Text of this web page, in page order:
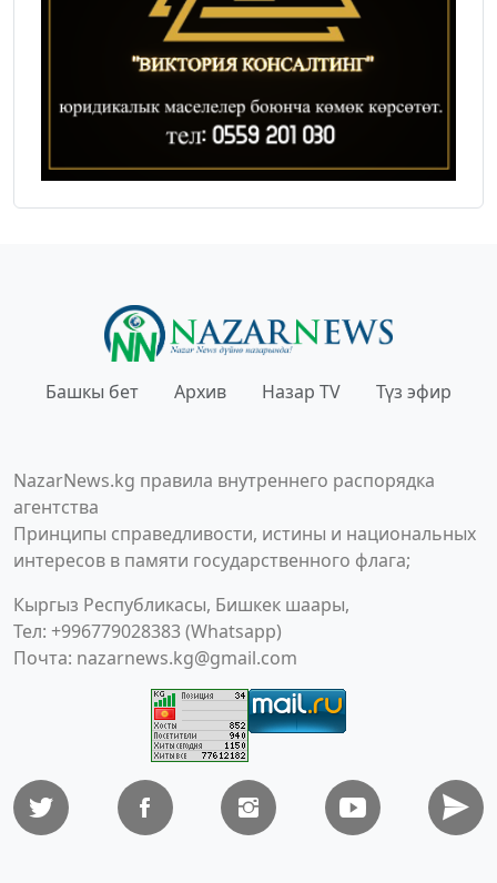
Башкы бет Архив Назар TV Түз эфир
NazarNews.kg правила внутреннего распорядка
агентства
Принципы справедливости, истины и национальных
интересов в памяти государственного флага;
Кыргыз Республикасы, Бишкек шаары,
Тел: +996779028383 (Whatsapp)
Почта: nazarnews.kg@gmail.com